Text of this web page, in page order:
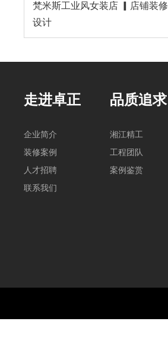
梵米斯工业风女装店 ▎店铺装修
设计
走进卓正
企业简介
装修案例
人才招聘
联系我们
品质追求
湘江精工
工程团队
案例鉴赏